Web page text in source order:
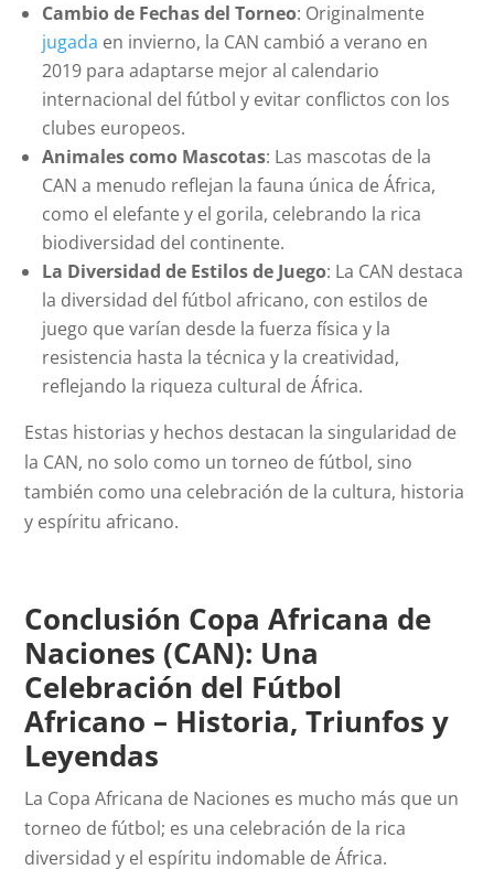
Cambio de Fechas del Torneo: Originalmente
jugada en invierno, la CAN cambió a verano en
2019 para adaptarse mejor al calendario
internacional del fútbol y evitar conflictos con los
clubes europeos.
Animales como Mascotas: Las mascotas de la
CAN a menudo reflejan la fauna única de África,
como el elefante y el gorila, celebrando la rica
biodiversidad del continente.
La Diversidad de Estilos de Juego: La CAN destaca
la diversidad del fútbol africano, con estilos de
juego que varían desde la fuerza física y la
resistencia hasta la técnica y la creatividad,
reflejando la riqueza cultural de África.
Estas historias y hechos destacan la singularidad de
la CAN, no solo como un torneo de fútbol, sino
también como una celebración de la cultura, historia
y espíritu africano.
Conclusión Copa Africana de
Naciones (CAN): Una
Celebración del Fútbol
Africano – Historia, Triunfos y
Leyendas
La Copa Africana de Naciones es mucho más que un
torneo de fútbol; es una celebración de la rica
diversidad y el espíritu indomable de África.